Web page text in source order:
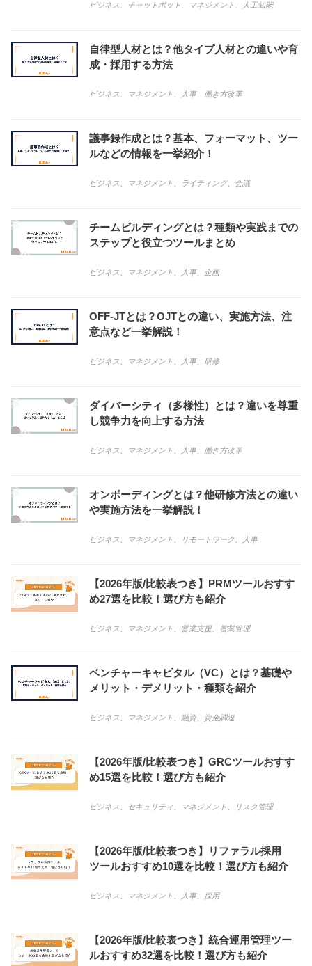
ビジネス チャットボット マネジメント 人工知能
自律型人材とは？他タイプ人材との違いや育
成・採用する方法
ビジネス マネジメント 人事、 働き方改革
議事録作成とは？基本、フォーマット、ツー
ルなどの情報を一挙紹介！
ビジネス マネジメント ライティング、 会議
チームビルディングとは？種類や実践までの
ステップと役立つツールまとめ
ビジネス マネジメント 人事、 企画
OFF-JTとは？OJTとの違い、実施方法、注
意点など一挙解説！
ビジネス マネジメント 人事、 研修
ダイバーシティ（多様性）とは？違いを尊重
し競争力を向上する方法
ビジネス マネジメント 人事、 働き方改革
オンボーディングとは？他研修方法との違い
や実施方法を一挙解説！
ビジネス マネジメント リモートワーク 人事
【2026年版/比較表つき】PRMツールおすす
め27選を比較！選び方も紹介
ビジネス マネジメント 営業支援、 営業管理
ベンチャーキャピタル（VC）とは？基礎や
メリット・デメリット・種類を紹介
ビジネス マネジメント 融資、 資金調達
【2026年版/比較表つき】GRCツールおすす
め15選を比較！選び方も紹介
ビジネス セキュリティ マネジメント リスク管理
【2026年版/比較表つき】リファラル採用
ツールおすすめ10選を比較！選び方も紹介
ビジネス マネジメント 人事、 採用
【2026年版/比較表つき】統合運用管理ツー
ルおすすめ32選を比較！選び方も紹介